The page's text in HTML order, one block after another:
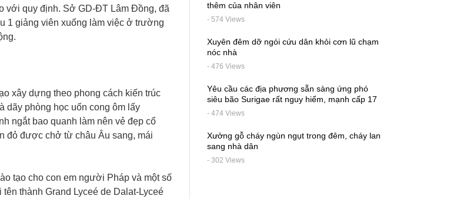
với quy định. Sở GD-ĐT Lâm Đồng, đã
1 giảng viên xuống làm việc ở trường
xây dựng theo phong cách kiến trúc
dãy phòng học uốn cong ôm lấy
ngắt bao quanh làm nên vẻ đẹp cổ
đỏ được chở từ châu Âu sang, mái
tạo cho con em người Pháp và một số
thành Grand Lyceé de Dalat-Lyceé
thêm của nhân viên
- 574 Views
Xuyên đêm dỡ ngói cứu dân khỏi cơn lũ chạm
nóc nhà
- 476 Views
Yêu cầu các địa phương sẵn sàng ứng phó
siêu bão Surigae rất nguy hiểm, mạnh cấp 17
- 474 Views
Xưởng gỗ cháy ngùn ngụt trong đêm, cháy lan
sang nhà dân
- 302 Views